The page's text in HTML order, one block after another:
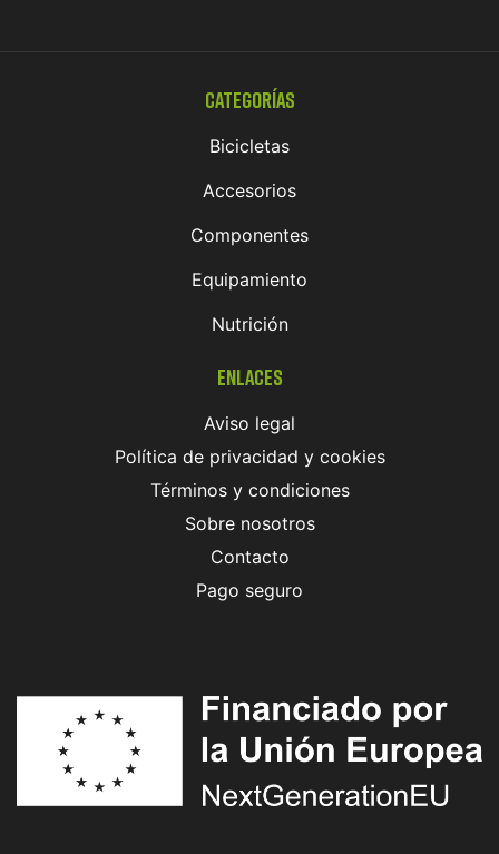
Categorías
Bicicletas
Accesorios
Componentes
Equipamiento
Nutrición
Enlaces
Aviso legal
Política de privacidad y cookies
Términos y condiciones
Sobre nosotros
Contacto
Pago seguro